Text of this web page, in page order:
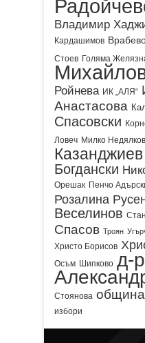
Владимир
Кардашимов
Стоев Голяма
Ройнева ИК „АЛЯ“
Анастасова
Спасовски
Ловеч Милко Недялков
Казанджиев
Богдански
Орешак Пенчо
Розалина
Веселинов
Спасов Троян
Христо Борисов
Осъм
Шипково д-
Стоянова
избори